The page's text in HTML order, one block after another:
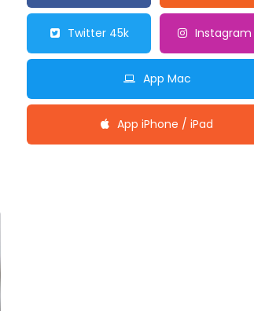
Twitter 45k Instagram
App Mac
App iPhone / iPad